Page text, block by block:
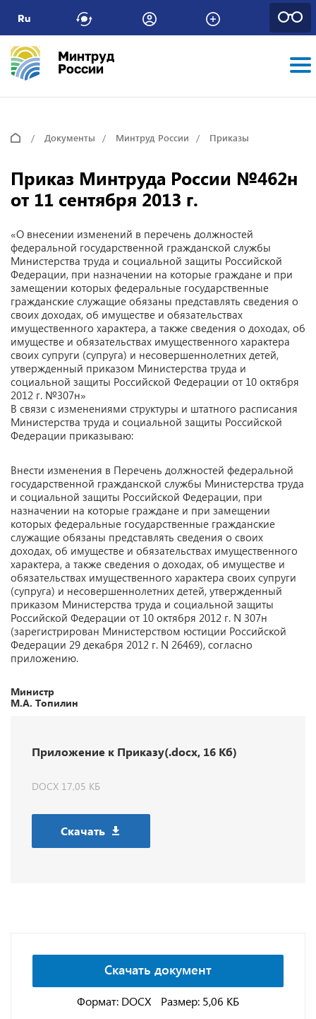
Ru
Минтруд
России
Документы Минтруд России Приказы
Приказ Минтруда России №462н
от 11 сентября 2013 г.
«О внесении изменений в перечень должностей
федеральной государственной гражданской службы
Министерства труда и социальной защиты Российской
Федерации, при назначении на которые граждане и при
замещении которых федеральные государственные
гражданские служащие обязаны представлять сведения о
своих доходах, об имуществе и обязательствах
имущественного характера, а также сведения о доходах, об
имуществе и обязательствах имущественного характера
своих супруги (супруга) и несовершеннолетних детей,
утвержденный приказом Министерства труда и
социальной защиты Российской Федерации от 10 октября
2012 г. №307н»
В связи с изменениями структуры и штатного расписания
Министерства труда и социальной защиты Российской
Федерации приказываю:
Внести изменения в Перечень должностей федеральной
государственной гражданской службы Министерства труда
и социальной защиты Российской Федерации, при
назначении на которые граждане и при замещении
которых федеральные государственные гражданские
служащие обязаны представлять сведения о своих
доходах, об имуществе и обязательствах имущественного
характера, а также сведения о доходах, об имуществе и
обязательствах имущественного характера своих супруги
(супруга) и несовершеннолетних детей, утвержденный
приказом Министерства труда и социальной защиты
Российской Федерации от 10 октября 2012 г. N 307н
(зарегистрирован Министерством юстиции Российской
Федерации 29 декабря 2012 г. N 26469), согласно
приложению.
Министр
М.А. Топилин
Приложение к Приказу(.docx, 16 Кб)
DOCX 17,05 КБ
Скачать
Скачать документ
Формат: DOCX Размер: 5,06 КБ